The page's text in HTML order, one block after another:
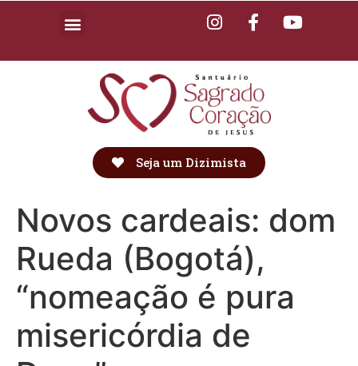
Seja um Dizimista
Novos cardeais: dom
Rueda (Bogotá),
“nomeação é pura
misericórdia de